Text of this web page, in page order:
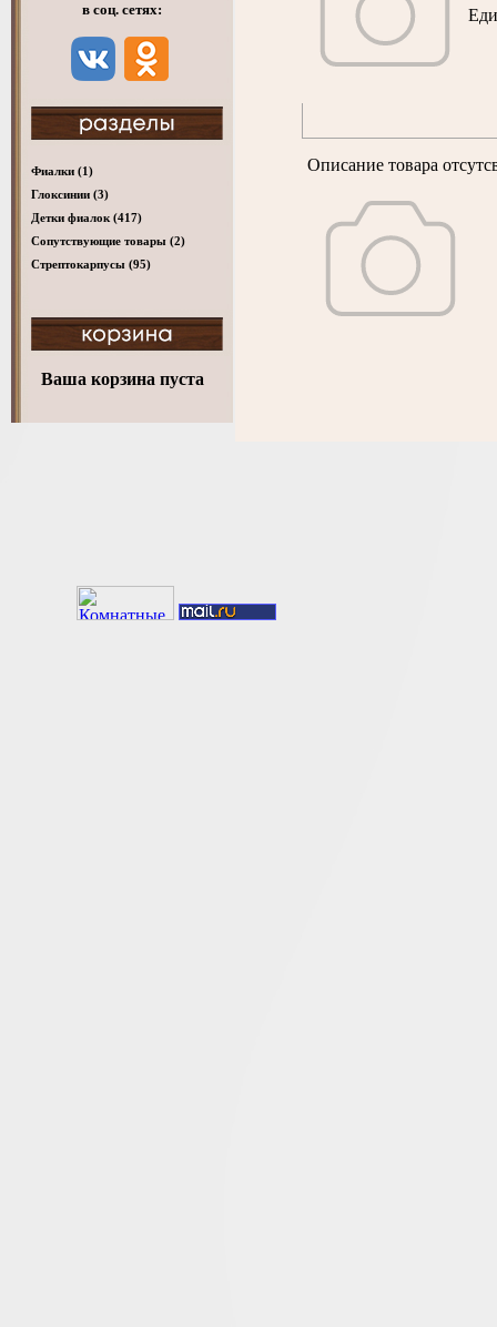
в соц. сетях:
Фиалки (1)
Глоксинии (3)
Детки фиалок (417)
Cопутствующие товары (2)
Стрептокарпусы (95)
Ваша корзина пуста
Описание товара